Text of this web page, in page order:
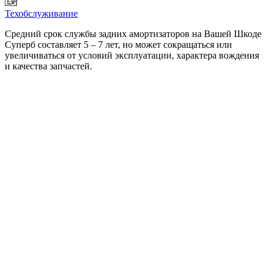
Техобслуживание
Средний срок службы задних амортизаторов на Вашей Шкоде
Суперб составляет 5 – 7 лет, но может сокращаться или
увеличиваться от условий эксплуатации, характера вождения
и качества запчастей.